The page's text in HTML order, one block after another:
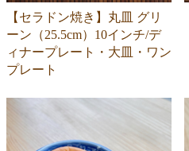
【セラドン焼き】丸皿 グリ
ーン（25.5cm）10インチ/デ
ィナープレート・大皿・ワン
プレート